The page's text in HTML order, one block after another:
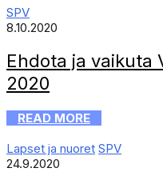
SPV
8.10.2020
Ehdota ja vaikuta
2020
READ MORE
Lapset ja nuoret SPV
24.9.2020